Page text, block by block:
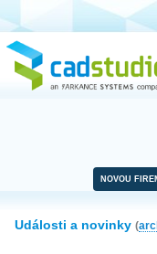
NOVOU
Události a novinky (